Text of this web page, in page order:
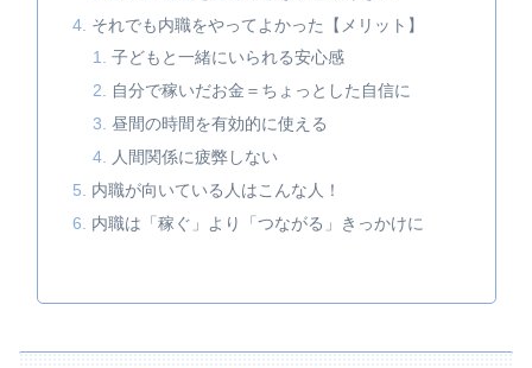
それでも内職をやってよかった【メリット】
子どもと一緒にいられる安心感
自分で稼いだお金＝ちょっとした自信に
昼間の時間を有効的に使える
人間関係に疲弊しない
内職が向いている人はこんな人！
内職は「稼ぐ」より「つながる」きっかけに